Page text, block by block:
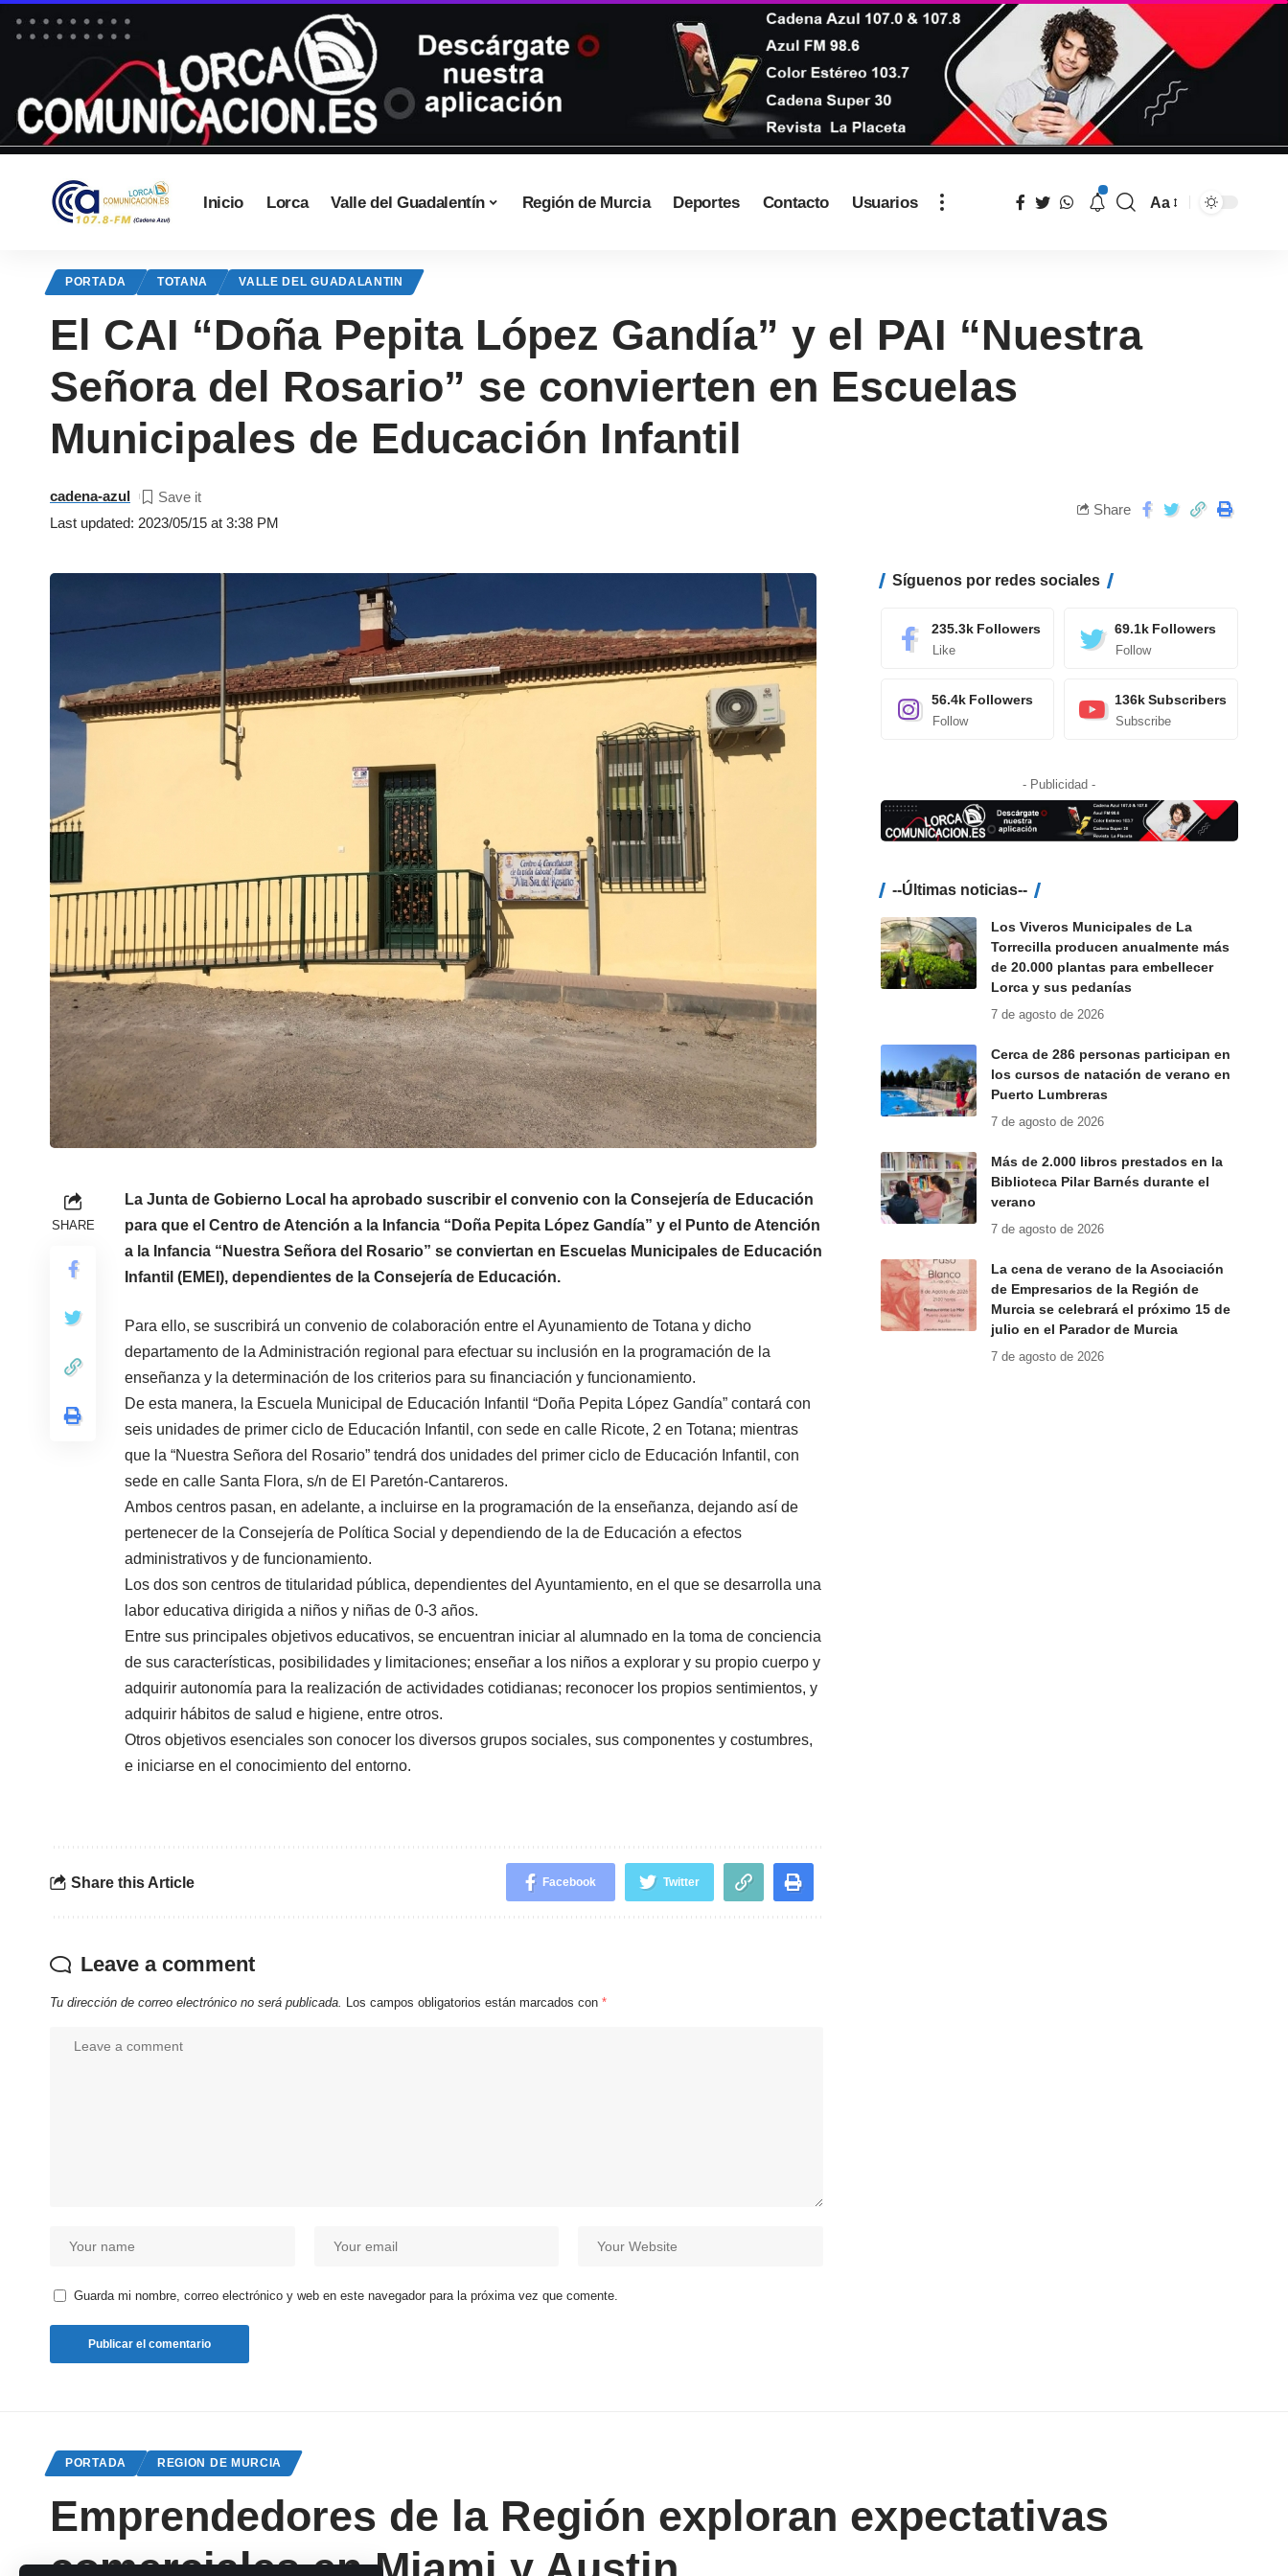
Inicio Lorca Valle del Guadalentín Región de Murcia Deportes Contacto Usuarios Aa
PORTADA TOTANA VALLE DEL GUADALANTIN
El CAI “Doña Pepita López Gandía” y el PAI “Nuestra
Señora del Rosario” se convierten en Escuelas
Municipales de Educación Infantil
Last updated: 2023/05/15 at 3:38 PM
cadena-azul
Share
SHARE
La Junta de Gobierno Local ha aprobado suscribir el convenio con la Consejería de Educación
para que el Centro de Atención a la Infancia “Doña Pepita López Gandía” y el Punto de Atención
a la Infancia “Nuestra Señora del Rosario” se conviertan en Escuelas Municipales de Educación
Infantil (EMEI), dependientes de la Consejería de Educación.
Para ello, se suscribirá un convenio de colaboración entre el Ayunamiento de Totana y dicho
departamento de la Administración regional para efectuar su inclusión en la programación de la
enseñanza y la determinación de los criterios para su financiación y funcionamiento.
De esta manera, la Escuela Municipal de Educación Infantil “Doña Pepita López Gandía” contará con
seis unidades de primer ciclo de Educación Infantil, con sede en calle Ricote, 2 en Totana; mientras
que la “Nuestra Señora del Rosario” tendrá dos unidades del primer ciclo de Educación Infantil, con
sede en calle Santa Flora, s/n de El Paretón-Cantareros.
Ambos centros pasan, en adelante, a incluirse en la programación de la enseñanza, dejando así de
pertenecer de la Consejería de Política Social y dependiendo de la de Educación a efectos
administrativos y de funcionamiento.
Los dos son centros de titularidad pública, dependientes del Ayuntamiento, en el que se desarrolla una
labor educativa dirigida a niños y niñas de 0-3 años.
Entre sus principales objetivos educativos, se encuentran iniciar al alumnado en la toma de conciencia
de sus características, posibilidades y limitaciones; enseñar a los niños a explorar y su propio cuerpo y
adquirir autonomía para la realización de actividades cotidianas; reconocer los propios sentimientos, y
adquirir hábitos de salud e higiene, entre otros.
Otros objetivos esenciales son conocer los diversos grupos sociales, sus componentes y costumbres,
e iniciarse en el conocimiento del entorno.
Share this Article Facebook Twitter
Leave a comment
Tu dirección de correo electrónico no será publicada. Los campos obligatorios están marcados con *
Guarda mi nombre, correo electrónico y web en este navegador para la próxima vez que comente.
Síguenos por redes sociales
235.3k Followers
Like
69.1k Followers
Follow
56.4k Followers
Follow
136k Subscribers
Subscribe
- Publicidad -
--Últimas noticias--
Los Viveros Municipales de La
Torrecilla producen anualmente más
de 20.000 plantas para embellecer
Lorca y sus pedanías
7 de agosto de 2026
Cerca de 286 personas participan en
los cursos de natación de verano en
Puerto Lumbreras
7 de agosto de 2026
Más de 2.000 libros prestados en la
Biblioteca Pilar Barnés durante el
verano
7 de agosto de 2026
La cena de verano de la Asociación
de Empresarios de la Región de
Murcia se celebrará el próximo 15 de
julio en el Parador de Murcia
7 de agosto de 2026
PORTADA REGION DE MURCIA
Emprendedores de la Región exploran expectativas